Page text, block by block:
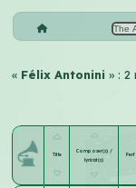
The
« Félix Antonini» :
Title
Composer(s) /
lyricist(s)